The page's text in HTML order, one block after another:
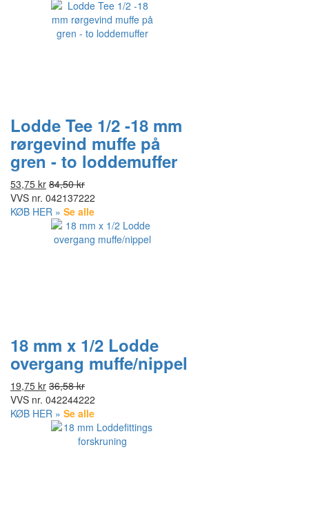
Lodde Tee 1/2 -18 mm
rørgevind muffe på
gren - to loddemuffer
53,75 kr 84,50 kr
VVS nr. 042137222
KØB HER » Se alle
18 mm x 1/2 Lodde
overgang muffe/nippel
19,75 kr 36,58 kr
VVS nr. 042244222
KØB HER » Se alle